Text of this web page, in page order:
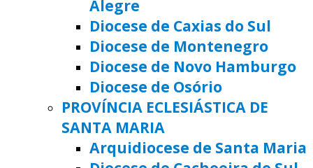
Alegre
Diocese de Caxias do Sul
Diocese de Montenegro
Diocese de Novo Hamburgo
Diocese de Osório
PROVÍNCIA ECLESIÁSTICA DE
SANTA MARIA
Arquidiocese de Santa Maria